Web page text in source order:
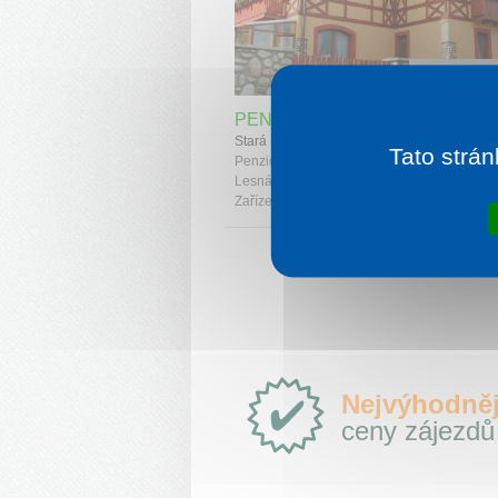
PENZION BAĎO
Stará Lesná
Penzion byl postaven v roce 2003 v obci
Lesná, která se nachází na úpatí Vysokých
Zařízení je umístěno v podtatranské obla...
Proč
e-
Slovensko.cz?ceny zájezdů
Tato